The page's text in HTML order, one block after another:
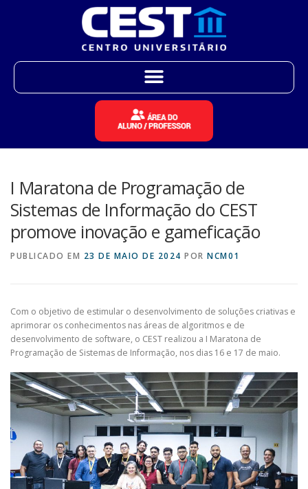
I Maratona de Programação de
Sistemas de Informação do CEST
promove inovação e gameficação
PUBLICADO EM 23 DE MAIO DE 2024 POR NCM01
Com o objetivo de estimular o desenvolvimento de soluções criativas e
aprimorar os conhecimentos nas áreas de algoritmos e de
desenvolvimento de software, o CEST realizou a I Maratona de
Programação de Sistemas de Informação, nos dias 16 e 17 de maio.